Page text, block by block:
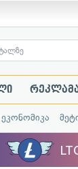
ეკონომიკა